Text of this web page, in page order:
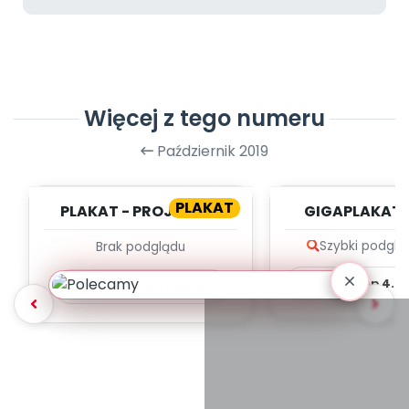
Więcej z tego numeru
Październik 2019
PLAKAT
PLAKAT - PROJEKTY -
WIELKIEJ LITERA...
Brak podglądu
Zamów ten numer
GIGAPLAKAT
Szybki
Kup